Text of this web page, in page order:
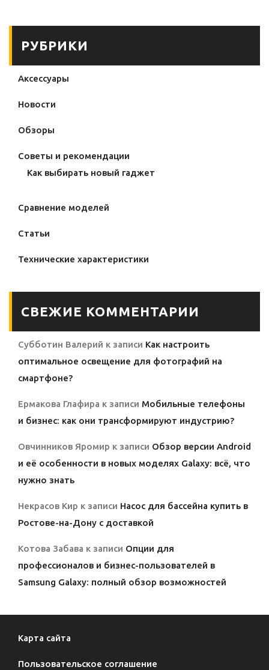
РУБРИКИ
Аксессуары
Новости
Обзоры
Советы и рекомендации
Как выбирать новый гаджет
Сравнение моделей
Статьи
Технические характеристики
СВЕЖИЕ КОММЕНТАРИИ
Субботин Валерий к записи Как настроить
оптимальное освещение для фотографий на
смартфоне?
Ермакова Глафира к записи Мобильные телефоны
и бизнес: как они трансформируют индустрию?
Овчинников Яромир к записи Обзор версии Android
и её особенности в новых моделях Galaxy: всё, что
нужно знать
Некрасов Кир к записи Насос для бассейна купить в
Ростове-на-Дону с доставкой
Котова Забава к записи Опции для
профессионалов и бизнес-пользователей в
Samsung Galaxy: полный обзор возможностей
Карта сайта
Пользовательское соглашение